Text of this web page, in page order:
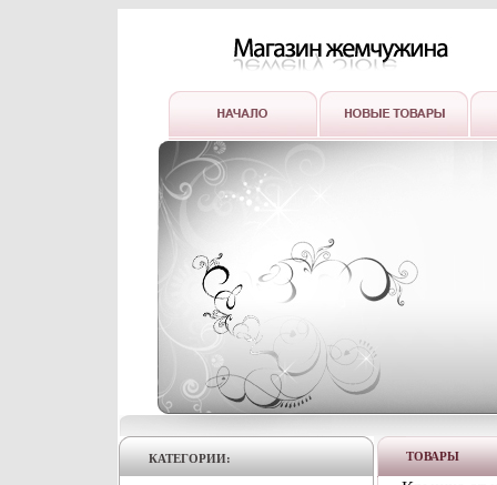
КАТЕГОРИИ: ТОВАРЫ